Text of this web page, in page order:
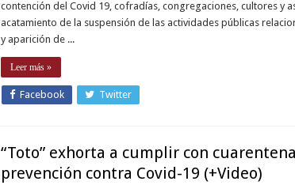
contención del Covid 19, cofradías, congregaciones, cultores y
acatamiento de la suspensión de las actividades públicas
y aparición de ...
Leer más »
Facebook Twitter
“Toto” exhorta a cumplir con
prevención contra Covid-19 (+Video)